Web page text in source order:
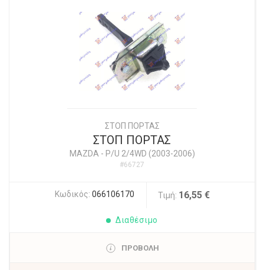
ΣΤΟΠ ΠΟΡΤΑΣ
ΣΤΟΠ ΠΟΡΤΑΣ
MAZDA - P/U 2/4WD (2003-2006)
#66727
Κωδικός: 066106170 Τιμή: 16,55 €
Διαθέσιμο
ΠΡΟΒΟΛΗ